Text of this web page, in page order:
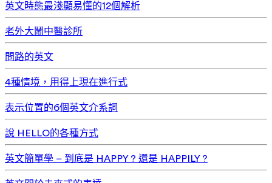
英文時態最淺顯易懂的12個解析
老外大鬧中醫診所
問路的英文
4種情境，用得上現在進行式
表示位置的6個英文介系詞
說 HELLO的各種方式
英文簡單學 – 到底是 HAPPY ? 還是 HAPPILY ?